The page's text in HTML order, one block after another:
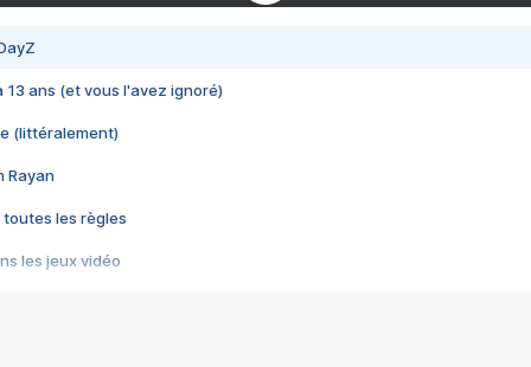
13 ans (et vous l'avez ignoré)
(littéralement)
Rayan
toutes les règles
les jeux vidéo